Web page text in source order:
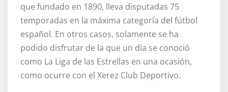
que fundado en 1890, lleva disputadas 75
temporadas en la máxima categoría del fútbol
español. En otros casos, solamente se ha
podido disfrutar de la que un día se conoció
como La Liga de las Estrellas en una ocasión,
como ocurre con el Xerez Club Deportivo.